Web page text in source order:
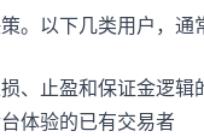
。以下几类用户，通
、止盈和保证金逻辑
体验的已有交易者